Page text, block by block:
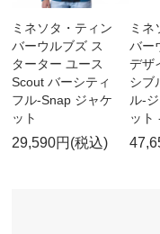
ミネソタ・ティン
バーウルブズ ス
ターター ユース
Scout バーシティ
フル-Snap ジャケ
ット
29,590円(税込)
ミネ
バー
デザ
シブ
ル-
ット